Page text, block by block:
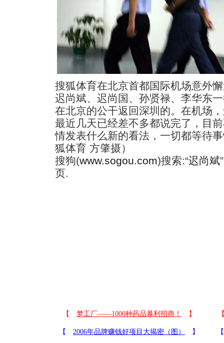
搜狐体育在北京首都国际机场意外
迟尚斌、迟尚国、孙贤禄、李华东
在北京的公干返回深圳的。在机场
最近几天已经差不多都说完了，目
情发表什么新的看法，一切都等待
狐体育 方肇摄）
搜狗(www.sogou.com)搜索:“迟尚斌
页.